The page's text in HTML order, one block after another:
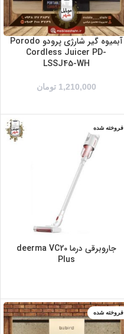
آبمیوه گیر شارژی پرودو Porodo
Cordless Juicer PD-
LSSJ45-WH
1,210,000 تومان
فروخته شده
جاروبرقی درما deerma VC20
Plus
فروخته شده